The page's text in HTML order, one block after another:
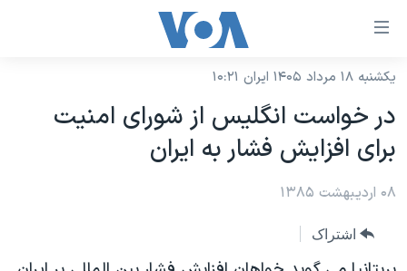
لینکهای
دسترسی
جهش
محتوای
اصلی
جهش
صفحه
نسخه سبک وب‌سایت
موضوع ها
ایران
آمریکا
جهان
برنامه های تلویزیونی
جدول برنامه ها
صفحه‌های ویژه
یکشنبه ۱۸ مرداد ۱۴۰۵ ایران ۱۰:۲۱
در خواست انگليس از شورای امنيت
برای افزايش فشار به ايران
۰۸ اردیبهشت ۱۳۸۵
اشتراک